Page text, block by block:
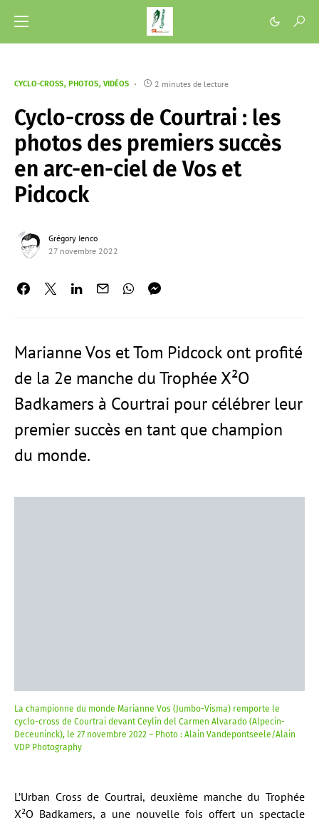
CYCLO-CROSS PHOTOS VIDÉOS 2 minutes de lecture
Cyclo-cross de Courtrai : les
photos des premiers succès
en arc-en-ciel de Vos et
Pidcock
Grégory Ienco
27 novembre 2022
Marianne Vos et Tom Pidcock ont profité
de la 2e manche du Trophée X²O
Badkamers à Courtrai pour célébrer leur
premier succès en tant que champion
du monde.
La championne du monde Marianne Vos (Jumbo-Visma) remporte le
cyclo-cross de Courtrai devant Ceylin del Carmen Alvarado (Alpecin-
Deceuninck), le 27 novembre 2022 – Photo : Alain Vandepontseele/Alain
VDP Photography
L’Urban Cross de Courtrai, deuxième manche du Trophée
X²O Badkamers, a une nouvelle fois offert un spectacle